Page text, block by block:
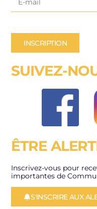
INSCRIPTION
SUIVEZ-
ÊTRE
Inscrivez-vous pour
importantes de
S'INSCRIRE AUX